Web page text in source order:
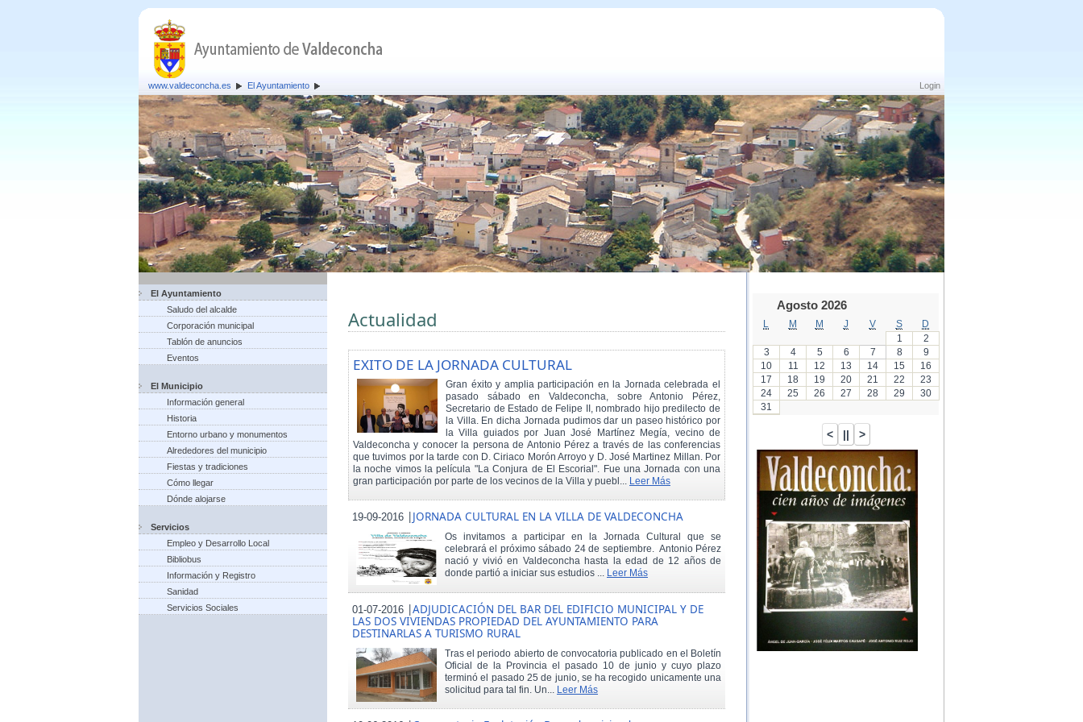
Login
www.valdeconcha.es El Ayuntamiento
El Ayuntamiento
Saludo del alcalde
Corporación municipal
Tablón de anuncios
Eventos
El Municipio
Información general
Historia
Entorno urbano y monumentos
Alrededores del municipio
Fiestas y tradiciones
Cómo llegar
Dónde alojarse
Servicios
Empleo y Desarrollo Local
Bibliobus
Información y Registro
Sanidad
Servicios Sociales
Actualidad
EXITO DE LA JORNADA CULTURAL
Gran éxito y amplia participación en la Jornada celebrada el
pasado sábado en Valdeconcha, sobre Antonio Pérez,
Secretario de Estado de Felipe II, nombrado hijo predilecto de
la Villa. En dicha Jornada pudimos dar un paseo histórico por
la Villa guiados por Juan José Martínez Megía, vecino de
Valdeconcha y conocer la persona de Antonio Pérez a través de las conferencias
que tuvimos por la tarde con D. Ciriaco Morón Arroyo y D. José Martinez Millan. Por
la noche vimos la película "La Conjura de El Escorial". Fue una Jornada con una
gran participación por parte de los vecinos de la Villa y puebl... Leer Más
19-09-2016 |JORNADA CULTURAL EN LA VILLA DE VALDECONCHA
Os invitamos a participar en la Jornada Cultural que se
celebrará el próximo sábado 24 de septiembre. Antonio Pérez
nació y vivió en Valdeconcha hasta la edad de 12 años de
donde partió a iniciar sus estudios ... Leer Más
01-07-2016 |ADJUDICACIÓN DEL BAR DEL EDIFICIO MUNICIPAL Y DE
LAS DOS VIVIENDAS PROPIEDAD DEL AYUNTAMIENTO PARA
DESTINARLAS A TURISMO RURAL
Tras el periodo abierto de convocatoria publicado en el Boletín
Oficial de la Provincia el pasado 10 de junio y cuyo plazo
terminó el pasado 25 de junio, se ha recogido unicamente una
solicitud para tal fin. Un... Leer Más
Agosto 2026
M M J V S
D
1
2
3
4 5 6 7 8
9
10
11 12 13 14 15
16
17
18 19 20 21 22
23
24
25 26 27 28 29
30
31